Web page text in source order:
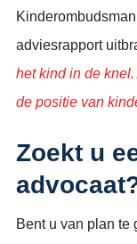
adviesrapport
het kind in de
de positie van
Zoekt u
Bent u van plan te